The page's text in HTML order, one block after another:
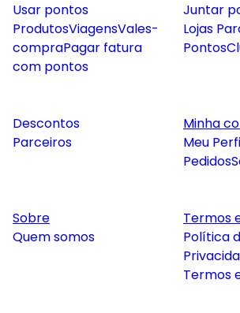
Usar pontos
ProdutosViagensVales-
compraPagar fatura
com pontos
Juntar
Lojas
Pontos
Descontos
Parceiros
Minha
Meu
Pedidos
Sobre
Quem somos
Termos
Política
Termos